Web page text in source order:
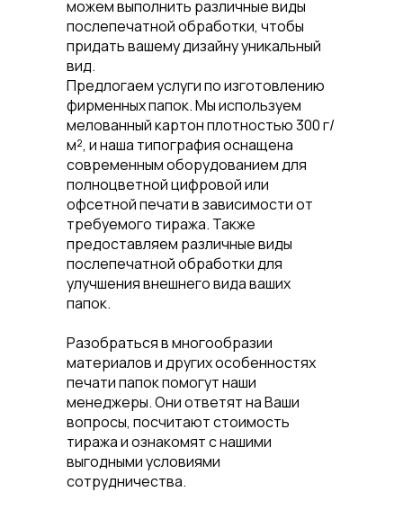
можем выполнить различные виды
послепечатной обработки, чтобы
придать вашему дизайну уникальный
вид.
Предлогаем услуги по изготовлению
фирменных папок. Мы используем
мелованный картон плотностью 300 г/
м², и наша типография оснащена
современным оборудованием для
полноцветной цифровой или
офсетной печати в зависимости от
требуемого тиража. Также
предоставляем различные виды
послепечатной обработки для
улучшения внешнего вида ваших
папок.
Разобраться в многообразии
материалов и других особенностях
печати папок помогут наши
менеджеры. Они ответят на Ваши
вопросы, посчитают стоимость
тиража и ознакомят с нашими
выгодными условиями
сотрудничества.